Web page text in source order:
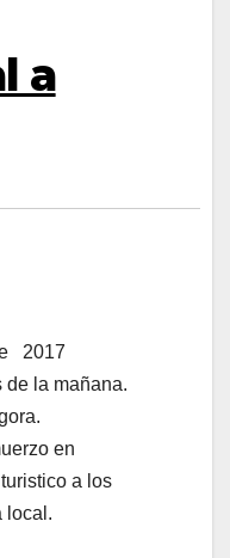
a
2017
de la mañana.
en
a los
local.